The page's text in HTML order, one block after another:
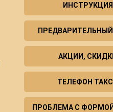
ИНСТРУКЦИЯ
ПРЕДВАРИТЕЛЬНЫЙ
АКЦИИ,
ТЕЛЕФОН
ПРОБЛЕМА С